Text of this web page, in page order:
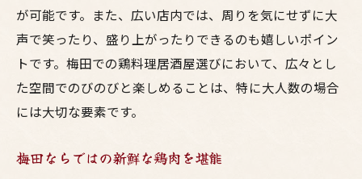
おすすめの鶏料理メニュー
大人数で楽しむための居酒屋
飲み放題プランの魅力
居心地の良い店の条件
が可能です。また、広い店内では、周りを気にせずに大
声で笑ったり、盛り上がったりできるのも嬉しいポイン
トです。梅田での鶏料理居酒屋選びにおいて、広々とし
た空間でのびのびと楽しめることは、特に大人数の場合
には大切な要素です。
梅田ならではの新鮮な鶏肉を堪能